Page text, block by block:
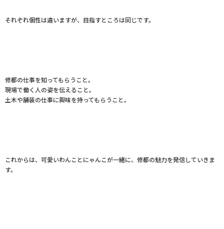
それぞれ個性は違いますが、目指すところは同じです。
修都の仕事を知ってもらうこと。
現場で働く人の姿を伝えること。
土木や舗装の仕事に興味を持ってもらうこと。
これからは、可愛いわんことにゃんこが一緒に、修都の魅力を発信していきま
す。